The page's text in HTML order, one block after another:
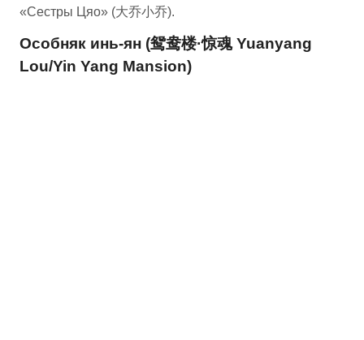
«Cестры Цяо» (大乔小乔).
Особняк инь-ян (鸳鸯楼·惊魂 Yuanyang
Lou/Yin Yang Mansion)